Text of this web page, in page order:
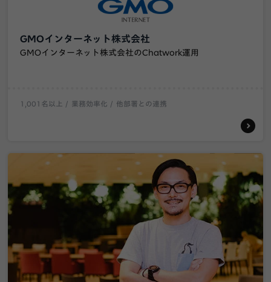
GMOインターネット株式会社
GMOインターネット株式会社のChatwork運用
1,001名以上 業務効率化 他部署との連携